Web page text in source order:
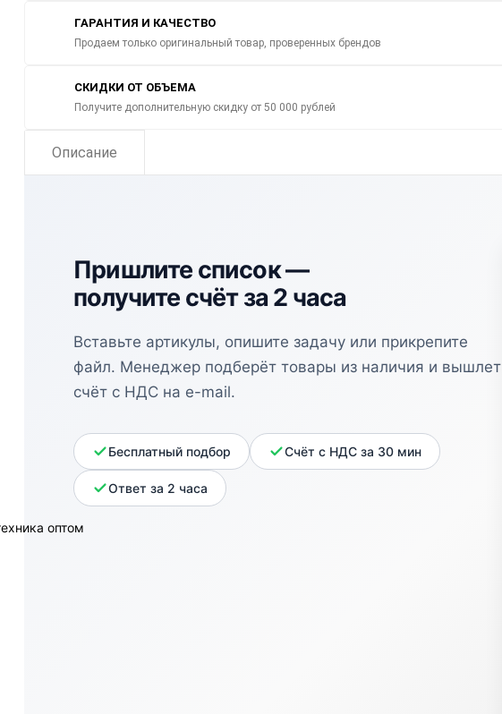
ГАРАНТИЯ И КАЧЕСТВО
Продаем только оригинальный товар, проверенных брендов
СКИДКИ ОТ ОБЪЕМА
Получите дополнительную скидку от 50 000 рублей
Описание
Пришлите список —
получите счёт за 2 часа
Вставьте артикулы, опишите задачу или прикрепите
файл. Менеджер подберёт товары из наличия и вышлет
счёт с НДС на e-mail.
Бесплатный подбор Счёт с НДС за 30 мин
Ответ за 2 часа